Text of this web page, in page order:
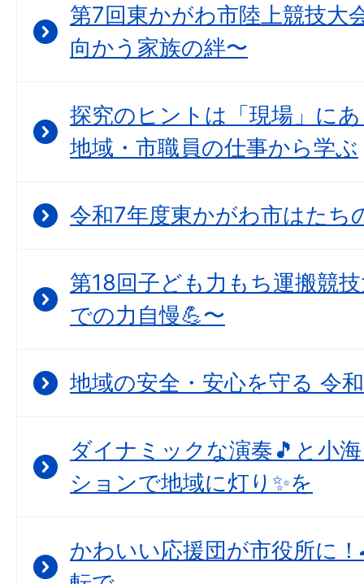
第7回東かがわ市陸上競技大
向かう家族の絆〜
探究のヒントは「現場」に
地域・市職員の仕事から学ぶ
令和7年度東かがわ市はたち
第18回子ども力もち運搬競
での力自慢💪〜
地域の安全・安心を守る 令
ダイナミックな演奏🎵と小
ションで地域に灯り✨を
かわいい応援団が市役所に